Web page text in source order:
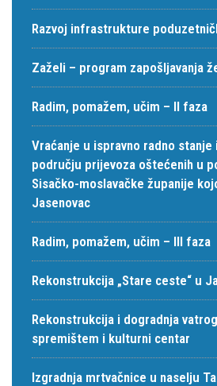
Razvoj infrastrukture
Zaželi – program zapošljavanja
Radim, pomažem, učim – II faza
Vraćanje u ispravno radno
području prijevoza oštećenih u
Sisačko-moslavačke županije
Jasenovac
Radim, pomažem, učim – III faza
Rekonstrukcija „Stare ceste“ u
Rekonstrukcija i dogradnja
spremištem i kulturni centar
Izgradnja mrtvačnice u naselju